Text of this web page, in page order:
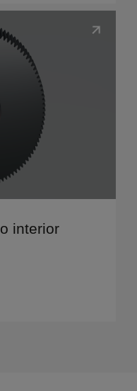
interior